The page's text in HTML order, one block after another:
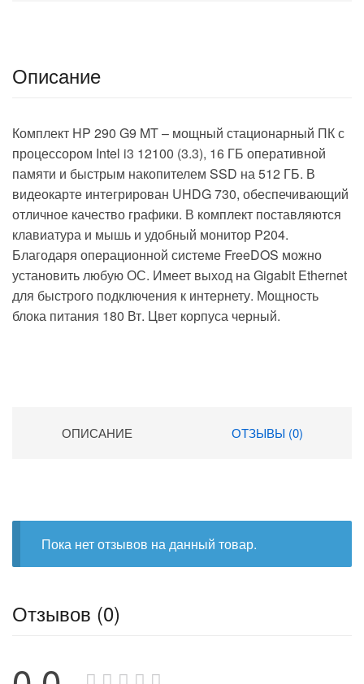
Описание
Комплект HP 290 G9 MT – мощный стационарный ПК с
процессором Intel i3 12100 (3.3), 16 ГБ оперативной
памяти и быстрым накопителем SSD на 512 ГБ. В
видеокарте интегрирован UHDG 730, обеспечивающий
отличное качество графики. В комплект поставляются
клавиатура и мышь и удобный монитор P204.
Благодаря операционной системе FreeDOS можно
установить любую ОС. Имеет выход на Gigabit Ethernet
для быстрого подключения к интернету. Мощность
блока питания 180 Вт. Цвет корпуса черный.
ОПИСАНИЕ ОТЗЫВЫ (0)
Пока нет отзывов на данный товар.
Отзывов (0)